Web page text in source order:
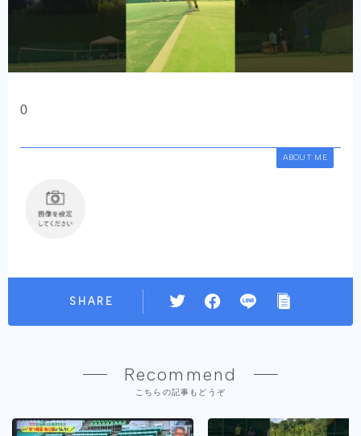
0
ABOUT ME
SHARE
Recommend
こちらの記事もどうぞ